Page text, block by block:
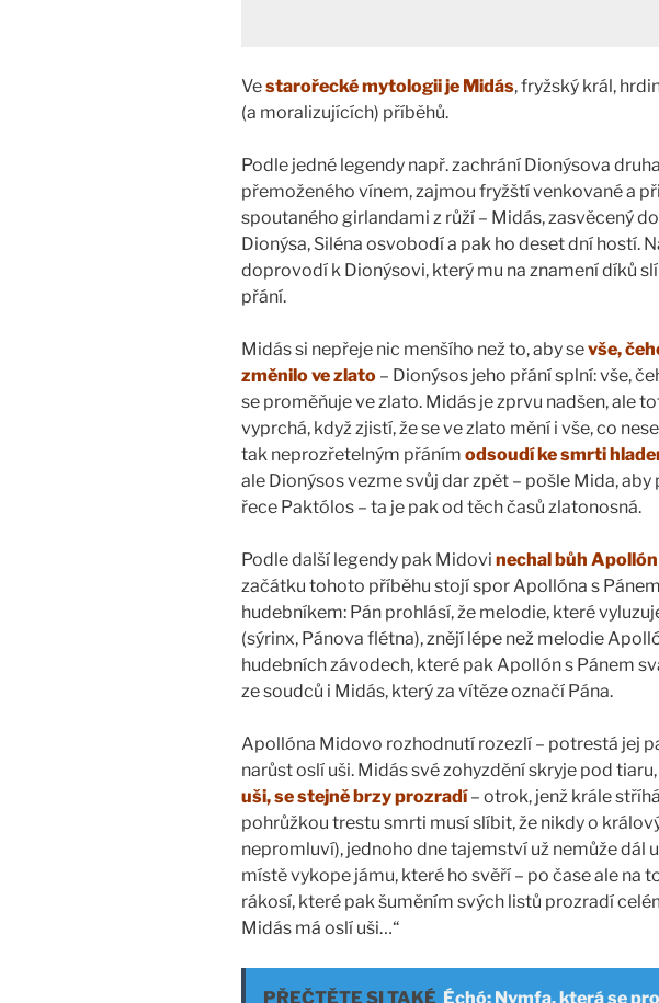
Vestarořecké mytologii je Midás, fryžský král,
(a moralizujících) příběhů.
Podle jedné legendy např. zachrání Dionýsova
přemoženého vínem, zajmou fryžští venkované a
spoutaného girlandami z růží – Midás, zasvěcený
Dionýsa, Siléna osvobodí a pak ho deset dní hostí.
doprovodí k Dionýsovi, který mu na znamení díků
přání.
Midás si nepřeje nic menšího než to, aby sevše,
změnilo ve zlato – Dionýsos jeho přání splní: vše,
se proměňuje ve zlato. Midás je zprvu nadšen, ale
vyprchá, když zjistí, že se ve zlato mění i vše, co
tak neprozřetelným přáním odsoudí ke smrti
ale Dionýsos vezme svůj dar zpět – pošle Mida,
řece Paktólos – ta je pak od těch časů zlatonosná.
Podle další legendy pak Midovi nechal bůh
začátku tohoto příběhu stojí spor Apollóna s
hudebníkem: Pán prohlásí, že melodie, které
(sýrinx, Pánova flétna), znějí lépe než melodie
hudebních závodech, které pak Apollón s Pánem
ze soudců i Midás, který za vítěze označí Pána.
Apollóna Midovo rozhodnutí rozezlí – potrestá jej
narůst oslí uši. Midás své zohyzdění skryje pod
uši, se stejně brzy prozradí– otrok, jenž krále
pohrůžkou trestu smrti musí slíbit, že nikdy o
nepromluví), jednoho dne tajemství už nemůže dál
místě vykope jámu, které ho svěří – po čase ale na
rákosí, které pak šuměním svých listů prozradí
Midás má oslí uši…“
PŘEČTĚTE SI TAKÉ Échó: Nymfa, která se